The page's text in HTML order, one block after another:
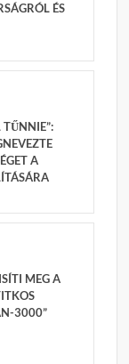
ÉS
TŰNNIE”:
A
MEG A
3000”